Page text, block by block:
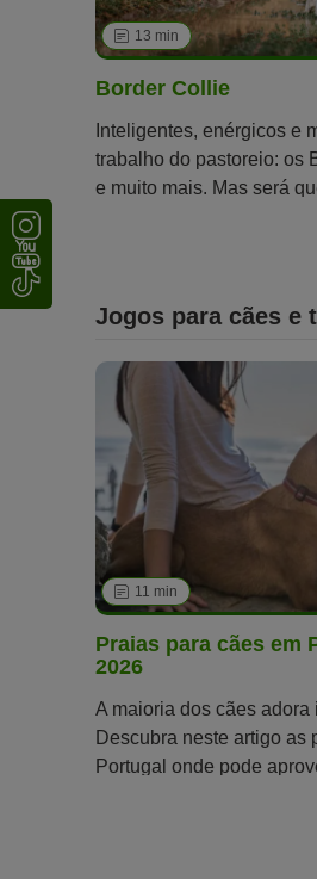
13 min
Border Collie
Inteligentes, enérgicos e
trabalho do pastoreio: os
e muito mais. Mas será
Jogos para cães e
11 min
Praias para cães em
2026
A maioria dos cães adora
Descubra neste artigo as
Portugal onde pode